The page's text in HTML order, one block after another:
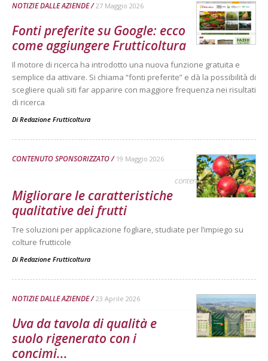
NOTIZIE DALLE AZIENDE 27 Maggio 2026
Fonti preferite su Google: ecco
come aggiungere Frutticoltura
Il motore di ricerca ha introdotto una nuova funzione gratuita e
semplice da attivare. Si chiama “fonti preferite” e dà la possibilità di
scegliere quali siti far apparire con maggiore frequenza nei risultati
di ricerca
Di Redazione Frutticoltura
CONTENUTO SPONSORIZZATO 19 Maggio 2026
contenuto sponsorizzato
Migliorare le caratteristiche
qualitative dei frutti
Tre soluzioni per applicazione fogliare, studiate per l’impiego su
colture frutticole
Di Redazione Frutticoltura
NOTIZIE DALLE AZIENDE 23 Aprile 2026
Uva da tavola di qualità e
suolo rigenerato con i
concimi...